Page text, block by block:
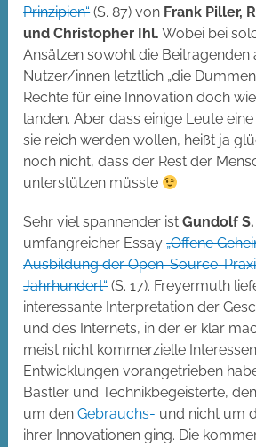
Prinzipien“(S. 87) von Frank Piller,
und Christopher Ihl. Wobei bei
Ansätzen sowohl die Beitragenden
Nutzer/innen letztlich „die
Rechte für eine Innovation doch
landen. Aber dass einige Leute
sie reich werden wollen, heißt ja
noch nicht, dass der Rest der
unterstützen müsste
Sehr viel spannender istGundolf
umfangreicher Essay„Offene
Ausbildung der Open-Source-
Jahrhundert“(S. 17). Freyermuth
interessante Interpretation der
und des Internets, in der er klar
meist nicht kommerzielle
Entwicklungen vorangetrieben
Bastler und Technikbegeisterte,
um denGebrauchs- und nicht um
ihrer Innovationen ging. Die